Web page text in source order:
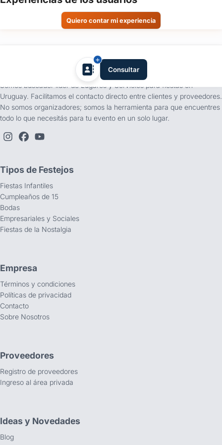
Quiero contar mi experiencia
de
Personas
Detalle
del
evento
Enviar consulta
Consultar
Somos buscador líder de Lugares y Servicios para fiestas en
Uruguay. Facilitamos el contacto directo entre clientes y proveedores.
No somos organizadores; somos la herramienta para que encuentres
todo lo que necesitás para tu evento en un solo lugar.
Tipos de Festejos
Fiestas Infantiles
Cumpleaños de 15
Bodas
Empresariales y Sociales
Fiestas de la Nostalgia
Empresa
Términos y condiciones
Políticas de privacidad
Contacto
Sobre Nosotros
Proveedores
Registro de proveedores
Ingreso al área privada
Ideas y Novedades
Blog